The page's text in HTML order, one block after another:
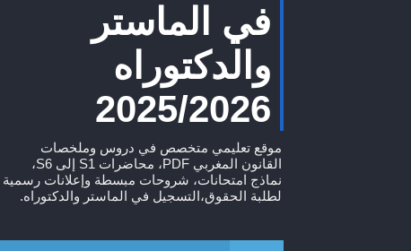
في الماستر
والدكتوراه
2025/2026
موقع تعليمي متخصص في دروس وملخصات
القانون المغربي PDF، محاضرات S1 إلى S6،
نماذج امتحانات، شروحات مبسطة وإعلانات رسمية
لطلبة الحقوق،التسجيل في الماستر والدكتوراه.